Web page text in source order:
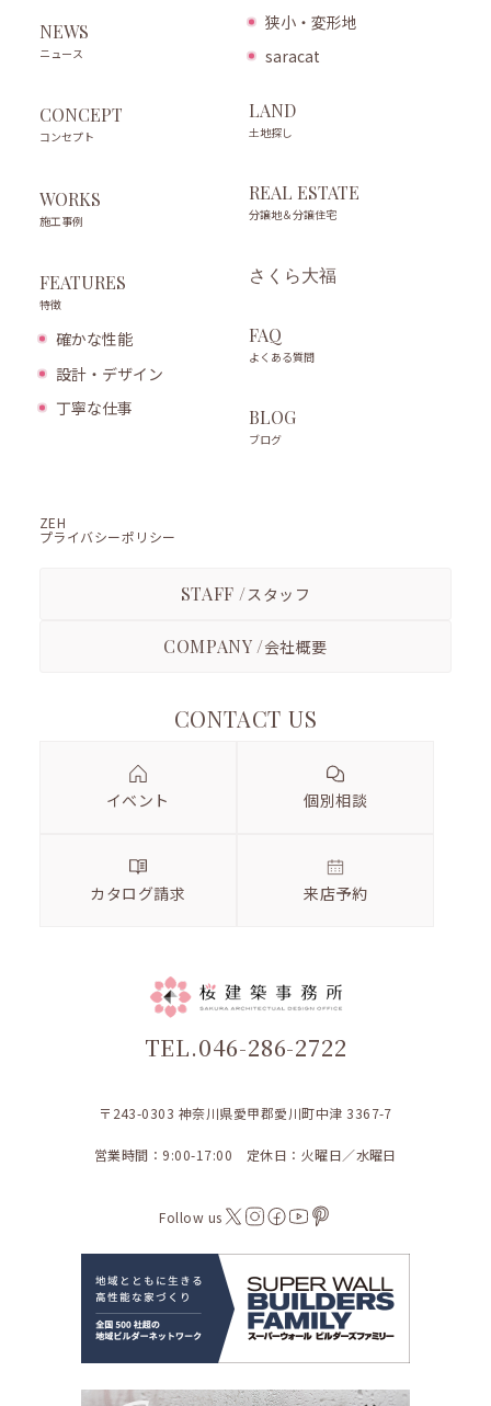
NEWS
ニュース
CONCEPT
コンセプト
WORKS
施工事例
FEATURES
特徴
確かな性能
設計・デザイン
丁寧な仕事
狭小・変形地
saracat
LAND
土地探し
REAL ESTATE
分譲地＆分譲住宅
さくら大福
FAQ
よくある質問
BLOG
ブログ
ZEH
プライバシーポリシー
STAFF /スタッフ
COMPANY /会社概要
CONTACT US
イベント 個別相談
カタログ請求 来店予約
TEL.046-286-2722
〒243-0303 神奈川県愛甲郡愛川町中津 3367-7
営業時間：9:00-17:00 定休日：火曜日／水曜日
Follow us